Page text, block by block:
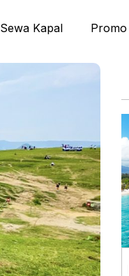
Sewa Kapal Promo